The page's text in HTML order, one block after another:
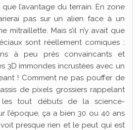
que l’avantage du terrain. En zone
pas sur un alien face à un
mitraillette. Mais s’il n’y avait que
sont réellement comiques :
à peu près convaincants et
3D immondes incrustées avec un
! Comment ne pas pouffer de
de pixels grossiers rappelant
les tout débuts de la science-
l’époque, ça a bien 30 ou 40 ans
presque rien et le peut qui est